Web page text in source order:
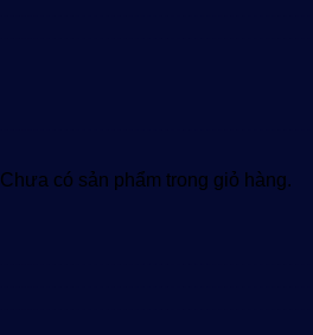
Chưa có sản phẩm trong giỏ hàng.